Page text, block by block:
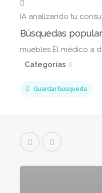
IA analizando tu
Búsquedas
muebles El médico a
Categorías
Guardar búsqueda